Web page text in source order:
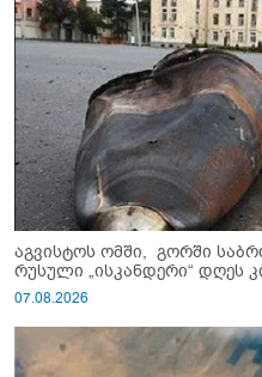
აგვისტოს ომში, გორში
რუსული „ისკანდერი“ დღეს
07.08.2026